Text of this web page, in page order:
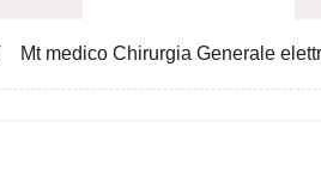
Mt medico Chirurgia Generale